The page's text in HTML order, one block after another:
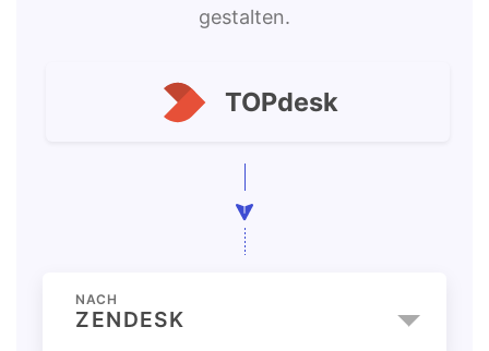
gestalten.
TOPdesk
NACH
ZENDESK